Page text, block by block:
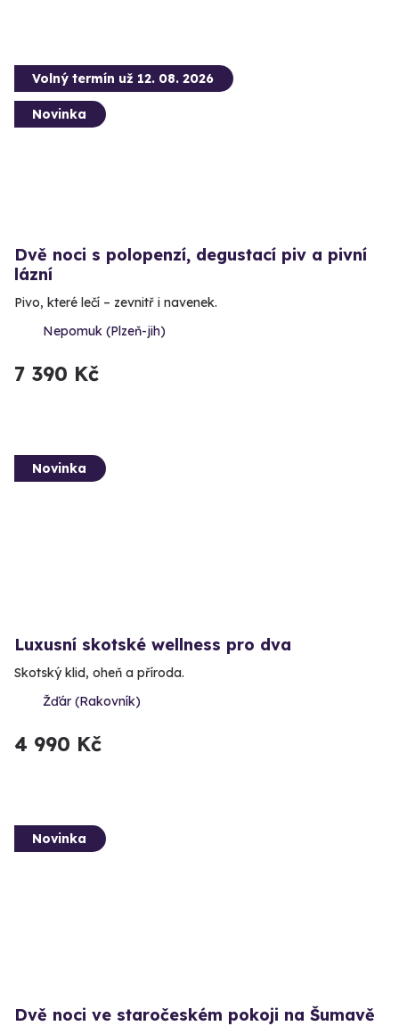
Volný termín už 12. 08. 2026
Novinka
Dvě noci s polopenzí, degustací piv a pivní
lázní
Pivo, které lečí – zevnitř i navenek.
Nepomuk (Plzeň-jih)
7 390 Kč
Novinka
Luxusní skotské wellness pro dva
Skotský klid, oheň a příroda.
Žďár (Rakovník)
4 990 Kč
Novinka
Dvě noci ve staročeském pokoji na Šumavě